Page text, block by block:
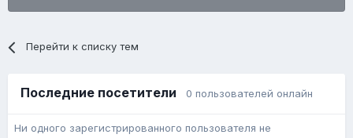
Перейти к списку тем
Последние посетители 0 пользователей онлайн
Ни одного зарегистрированного пользователя не